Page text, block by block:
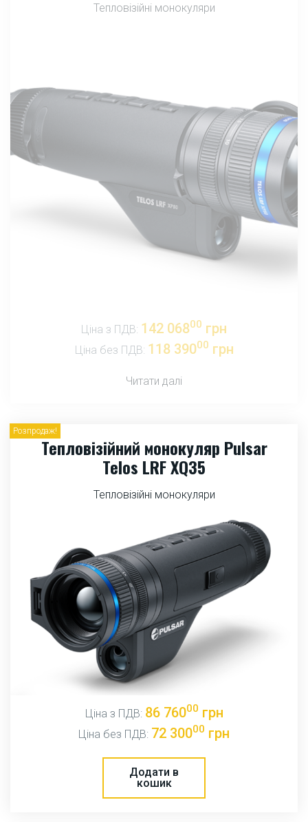
Тепловізійні монокуляри
Ціна з ПДВ: 142 06800 грн
Ціна без ПДВ: 118 39000 грн
Читати далі
Розпродаж!
Тепловізійний монокуляр Pulsar
Telos LRF XQ35
Тепловізійні монокуляри
Ціна з ПДВ: 86 76000 грн
Ціна без ПДВ: 72 30000 грн
Додати в
кошик